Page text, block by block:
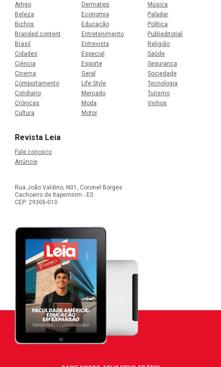
Artigo
Beleza
Bichos
Branded content
Brasil
Cidades
Ciência
Cinema
Comportamento
Cotidiano
Crônicas
Cultura
Dermatips
Economia
Educação
Entretenimento
Entrevista
Especial
Esporte
Geral
Life Style
Mercado
Moda
Motor
Música
Paladar
Política
Publieditorial
Religião
Saúde
Segurança
Sociedade
Tecnologia
Turismo
Vinhos
Revista Leia
Fale conosco
Anúncie
Rua João Valdino, N01, Coronel Borges
Cachoeiro de Itapemirim - ES
CEP: 29306-010